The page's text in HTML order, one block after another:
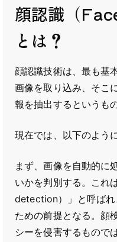
顔認識（
とは？
顔認識技術は、最も基
画像を取り込み、そこ
報を抽出するというも
現在では、以下のよう
まず、画像を自動的に
いかを判別する。これ
detection）」と呼ばれ
ための前提となる。顔
シーを侵害するもので